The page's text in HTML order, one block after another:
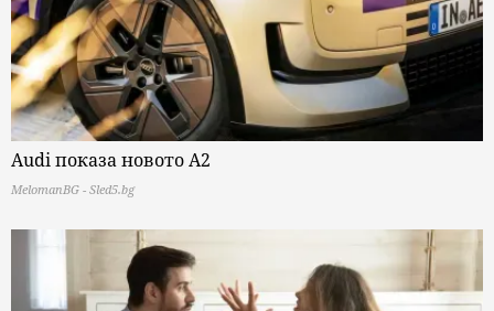
Audi показа новото A2
MelomanBG - Sled5.bg